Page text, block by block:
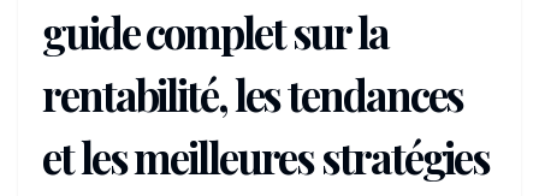
guide complet sur la
rentabilité, les tendances
et les meilleures stratégies